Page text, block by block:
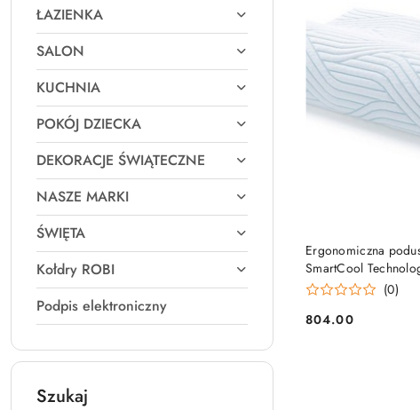
ŁAZIENKA
SALON
KUCHNIA
POKÓJ DZIECKA
DEKORACJE ŚWIĄTECZNE
NASZE MARKI
ŚWIĘTA
Kołdry ROBI
Podpis elektroniczny
Szukaj
Ergonomiczna
SmartCool
(0)
Cena:
804.00